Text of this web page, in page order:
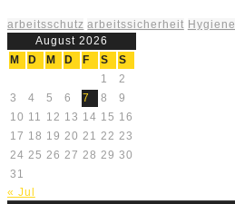
arbeitsschutz arbeitssicherheit Hygiene
August 2026
M
D M D F S
S
1
2
3
4 5 6 7 8
9
10 11 12 13 14 15 16
17 18 19 20 21 22 23
24 25 26 27 28 29 30
31
« Jul